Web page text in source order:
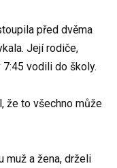
před dvěma
Její rodiče,
7:45 vodili do školy.
že to všechno může
muž a žena, drželi